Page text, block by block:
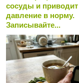
сосуды и приводит
давление в норму.
Записывайте...